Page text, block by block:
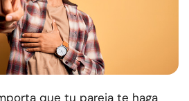
que tu pareja te haga